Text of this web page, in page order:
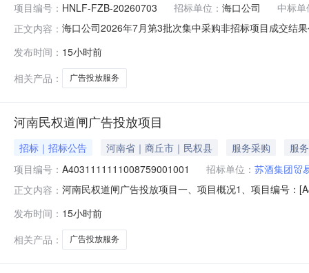
项目编号： HNLF-FZB-20260703 招标单位： 海口公司
中标单
正文内容： 海口公司2026年7月第3批次集中采购非招标项目成交结
务三亚大屋信息科技有限公司海南绿发投资有限公司
发布时间： 15小时前
相关产品：
广告投放服务
河南民权道闸广告投放项目
招标｜招标公告 河南省｜商丘市｜民权县 服务采购
服务
项目编号： A4031111111008759001001 招标单位： 苏酒集团贸
正文内容： 河南民权道闸广告投放项目一、项目概况1、项目编号：
道闸（不含人行门禁）,按杆投放，一杆2面。共计发布
发布时间： 15小时前
相关产品：
广告投放服务